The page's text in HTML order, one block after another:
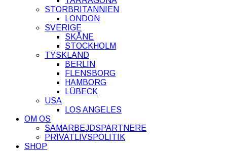
STORBRITANNIEN
LONDON
SVERIGE
SKÅNE
STOCKHOLM
TYSKLAND
BERLIN
FLENSBORG
HAMBORG
LÜBECK
USA
LOS ANGELES
OM OS
SAMARBEJDSPARTNERE
PRIVATLIVSPOLITIK
SHOP